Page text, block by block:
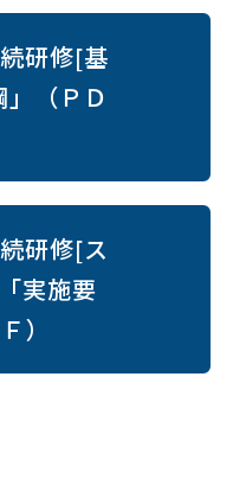
研修[基
（ＰＤ
研修[ス
実施要
）